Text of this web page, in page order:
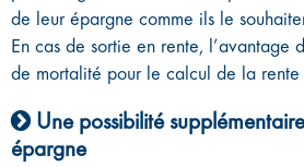
de leur épargne comme ils le
En cas de sortie en rente, l’avantage
de mortalité pour le calcul de la rente
Une possibilité
épargne